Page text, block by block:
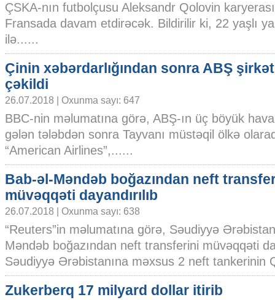
ÇSKA-nın futbolçusu Aleksandr Qolovin
Fransada davam etdirəcək. Bildirilir ki, 22 yaşlı
ilə......
Çinin xəbərdarlığından sonra ABŞ
çəkildi
26.07.2018 | Oxunma sayı: 647
BBC-nin məlumatına görə, ABŞ-ın üç böyük
gələn tələbdən sonra Tayvanı müstəqil ölkə
“American Airlines”,......
Bab-əl-Məndəb boğazından neft
müvəqqəti dayandırılıb
26.07.2018 | Oxunma sayı: 638
“Reuters”in məlumatına görə, Səudiyyə
Məndəb boğazından neft transferini müvəqqəti
Səudiyyə Ərəbistanına məxsus 2 neft tankerinin
Zukerberq 17 milyard dollar itirib